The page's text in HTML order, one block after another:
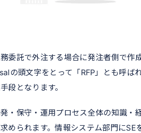
委託で外注する場合に発注者側で作
の頭文字をとって「RFP」とも呼ば
段となります。
・保守・運用プロセス全体の知識・
められます。情報システム部門にSE